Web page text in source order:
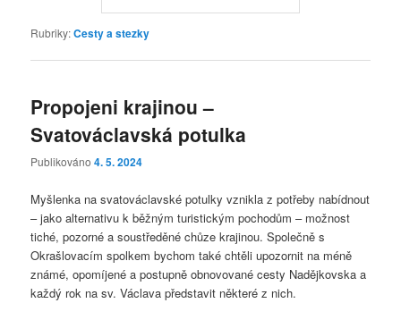
Rubriky:Cesty a stezky
Propojeni krajinou –
Svatováclavská potulka
Publikováno4. 5. 2024
Myšlenka na svatováclavské potulky vznikla z potřeby nabídnout
– jako alternativu k běžným turistickým pochodům – možnost
tiché, pozorné a soustředěné chůze krajinou. Společně s
Okrašlovacím spolkem bychom také chtěli upozornit na méně
známé, opomíjené a postupně obnovované cesty Nadějkovska a
každý rok na sv. Václava představit některé z nich.